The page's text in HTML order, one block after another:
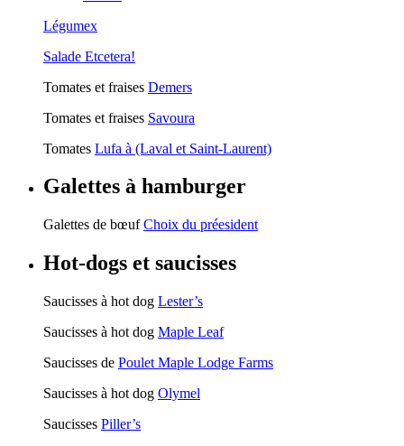
Légumex
Salade Etcetera!
Tomates et fraises Demers
Tomates et fraises Savoura
Tomates Lufa à (Laval et Saint-Laurent)
Galettes à hamburger
Galettes de bœufChoix du préesident
Hot-dogs et saucisses
Saucisses à hot dog Lester’s
Saucisses à hot dog Maple Leaf
Saucisses de Poulet Maple Lodge Farms
Saucisses à hot dog Olymel
Saucisses Piller’s